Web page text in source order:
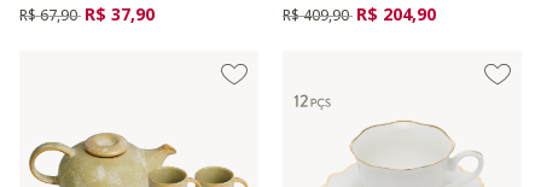
Preço reduzido de
R$ 67,90 para
R$ 37,90 Verde Menta
Preço reduzido de
R$ 409,90 para
R$ 204,90